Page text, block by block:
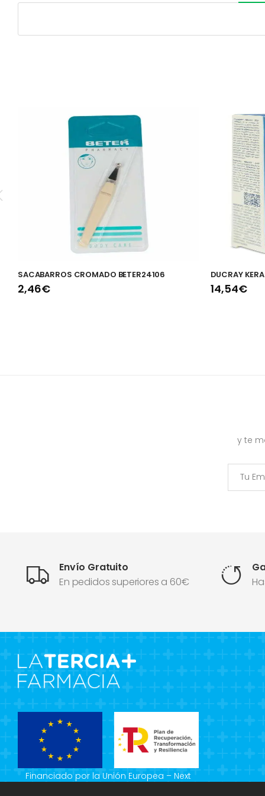
SACABARROS CROMADO BETER24106
2,46€
DUCRAY
14,54€
y te
Envío Gratuito
En pedidos superiores a 60€
Financiado por la Unión Europea – Next